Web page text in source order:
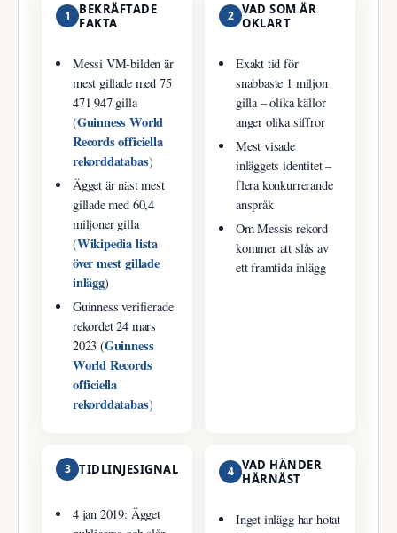
1
BEKRÄFTADE
FAKTA
Messi VM-bilden är
mest gillade med 75
471 947 gilla
(Guinness World
Records officiella
rekorddatabas)
Ägget är näst mest
gillade med 60,4
miljoner gilla
(Wikipedia lista
över mest gillade
inlägg)
Guinness verifierade
rekordet 24 mars
2023 (Guinness
World Records
officiella
rekorddatabas)
2 VAD SOM ÄR
OKLART
Exakt tid för
snabbaste 1 miljon
gilla – olika källor
anger olika siffror
Mest visade
inläggets identitet –
flera konkurrerande
anspråk
Om Messis rekord
kommer att slås av
ett framtida inlägg
3 TIDLINJESIGNAL
4 jan 2019: Ägget
4 VAD HÄNDER
HÄRNÄST
Inget inlägg har hotat